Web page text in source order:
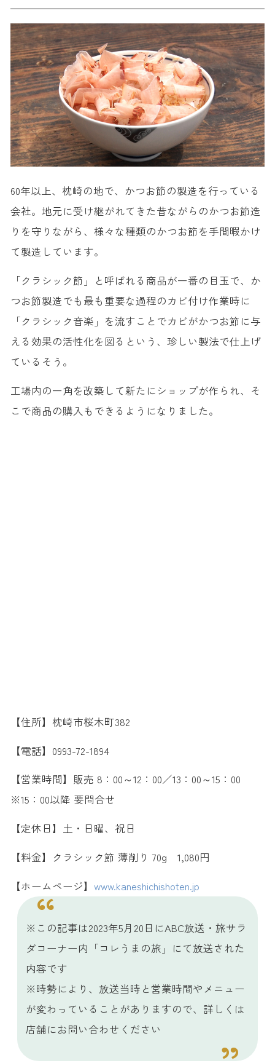
60年以上、枕崎の地で、かつお節の製造を行っている
会社。地元に受け継がれてきた昔ながらのかつお節造
りを守りながら、様々な種類のかつお節を手間暇かけ
て製造しています。
「クラシック節」と呼ばれる商品が一番の目玉で、か
つお節製造でも最も重要な過程のカビ付け作業時に
「クラシック音楽」を流すことでカビがかつお節に与
える効果の活性化を図るという、珍しい製法で仕上げ
ているそう。
工場内の一角を改築して新たにショップが作られ、そ
こで商品の購入もできるようになりました。
【住所】枕崎市桜木町382
【電話】0993-72-1894
【営業時間】販売 8：00～12：00／13：00～15：00
※15：00以降 要問合せ
【定休日】土・日曜、祝日
【料金】クラシック節 薄削り 70g 1,080円
【ホームページ】 www.kaneshichishoten.jp
※この記事は2023年5月20日にABC放送・旅サラ
ダコーナー内「コレうまの旅」にて放送された
内容です
※時勢により、放送当時と営業時間やメニュー
が変わっていることがありますので、詳しくは
店舗にお問い合わせください